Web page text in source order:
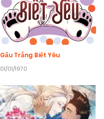
Gấu Trắng Biết Yêu
01/01/1970